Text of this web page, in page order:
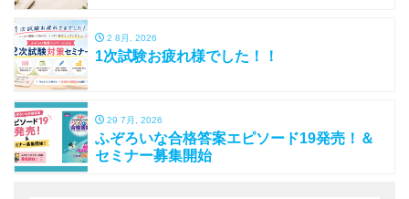
2 8月, 2026
1次試験お疲れ様でした！！
29 7月, 2026
ふぞろいな合格答案エピソード19発売！＆
セミナー募集開始